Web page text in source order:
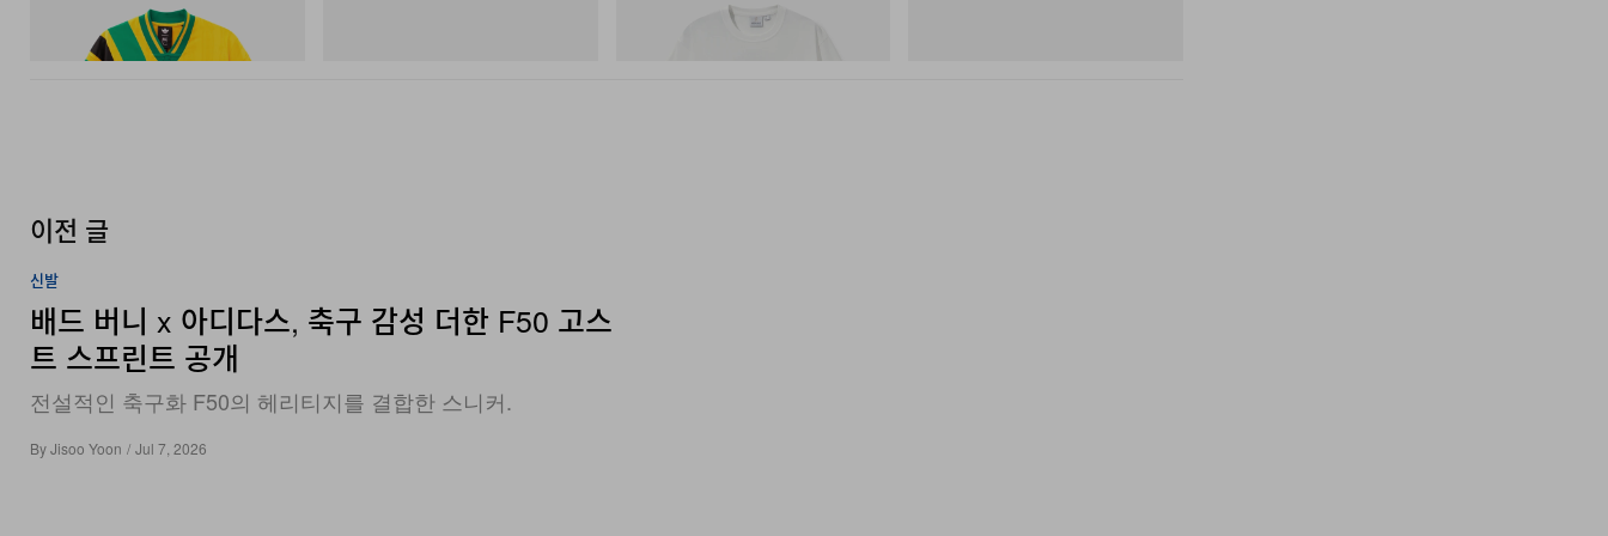
신발
배드 버니 x 아디다스, 축구 감성 더한 F50 고스
트 스프린트 공개
전설적인 축구화 F50의 헤리티지를 결합한 스니커.
ByJisoo Yoon / Jul 7, 2026